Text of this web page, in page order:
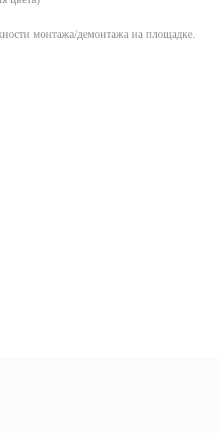
монтажа/демонтажа на площадке.